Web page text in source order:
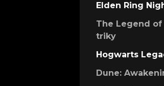
Elden Ring
The Legend
triky
Hogwarts
Dune: